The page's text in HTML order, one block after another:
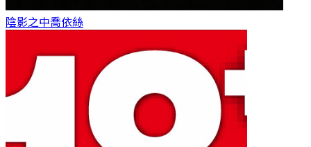
陰影之中喬依絲